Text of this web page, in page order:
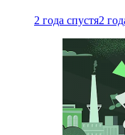
2 года спустя2